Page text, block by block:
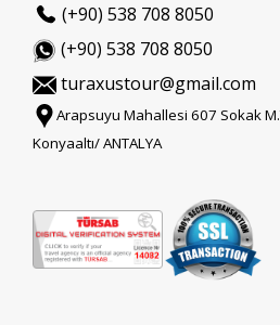
(+90) 538 708 8050
(+90) 538 708 8050
turaxustour@gmail.com
Arapsuyu Mahallesi 607 Sokak
Konyaaltı/ ANTALYA